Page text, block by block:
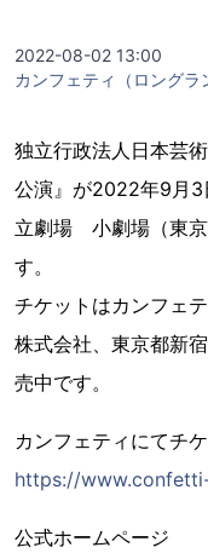
2022-08-02 13:00
カンフェティ（ロングラ
独立行政法人日本芸
公演』が2022年9月
立劇場 小劇場（東京
す。
チケットはカンフェ
株式会社、東京都新
売中です。
カンフェティにてチ
https://
公式ホームページ